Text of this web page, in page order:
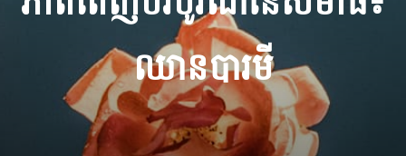
ឈានបារមី